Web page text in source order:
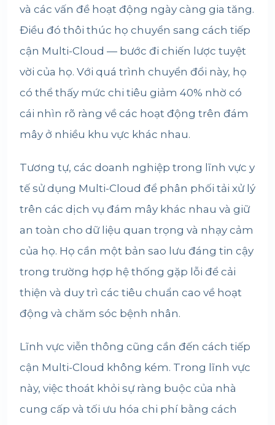
và các vấn đề hoạt động ngày càng gia tăng.
Điều đó thôi thúc họ chuyển sang cách tiếp
cận Multi-Cloud — bước đi chiến lược tuyệt
vời của họ. Với quá trình chuyển đổi này, họ
có thể thấy mức chi tiêu giảm 40% nhờ có
cái nhìn rõ ràng về các hoạt động trên đám
mây ở nhiều khu vực khác nhau.
Tương tự, các doanh nghiệp trong lĩnh vực y
tế sử dụng Multi-Cloud để phân phối tải xử lý
trên các dịch vụ đám mây khác nhau và giữ
an toàn cho dữ liệu quan trọng và nhạy cảm
của họ. Họ cần một bản sao lưu đáng tin cậy
trong trường hợp hệ thống gặp lỗi để cải
thiện và duy trì các tiêu chuẩn cao về hoạt
động và chăm sóc bệnh nhân.
Lĩnh vực viễn thông cũng cần đến cách tiếp
cận Multi-Cloud không kém. Trong lĩnh vực
này, việc thoát khỏi sự ràng buộc của nhà
cung cấp và tối ưu hóa chi phí bằng cách